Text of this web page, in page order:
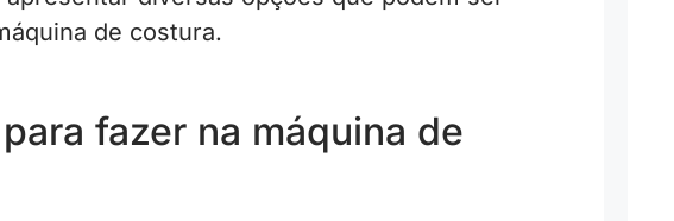
de costura.
fazer na máquina de